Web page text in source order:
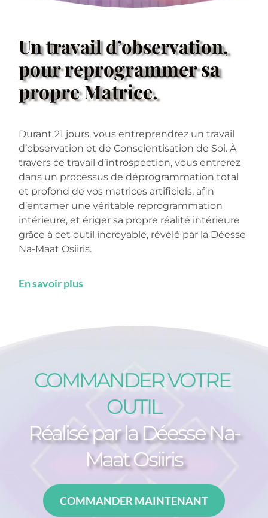
Un travail d’observation,
pour reprogrammer sa
propre Matrice.
Durant 21 jours, vous entreprendrez un travail
d’observation et de Conscientisation de Soi. À
travers ce travail d’introspection, vous entrerez
dans un processus de déprogrammation total
et profond de vos matrices artificiels, afin
d’entamer une véritable reprogrammation
intérieure, et ériger sa propre réalité intérieure
grâce à cet outil incroyable, révélé par la Déesse
Na-Maat Osiiris.
En savoir plus
COMMANDER VOTRE
OUTIL
Réalisé par la Déesse Na-
Maat Osiiris
COMMANDER MAINTENANT